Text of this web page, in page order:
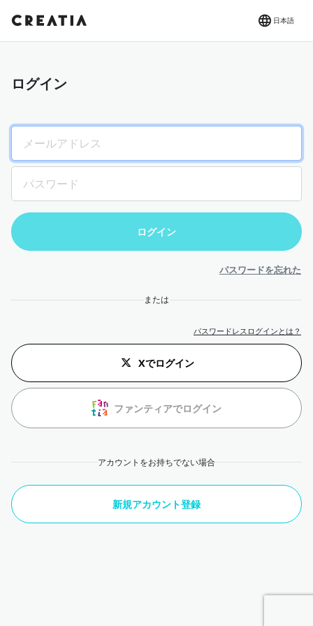
日本語
ログイン
パスワードを忘れた
または
パスワードレスログインとは？
Xでログイン
ファンティアでログイン
アカウントをお持ちでない場合
新規アカウント登録